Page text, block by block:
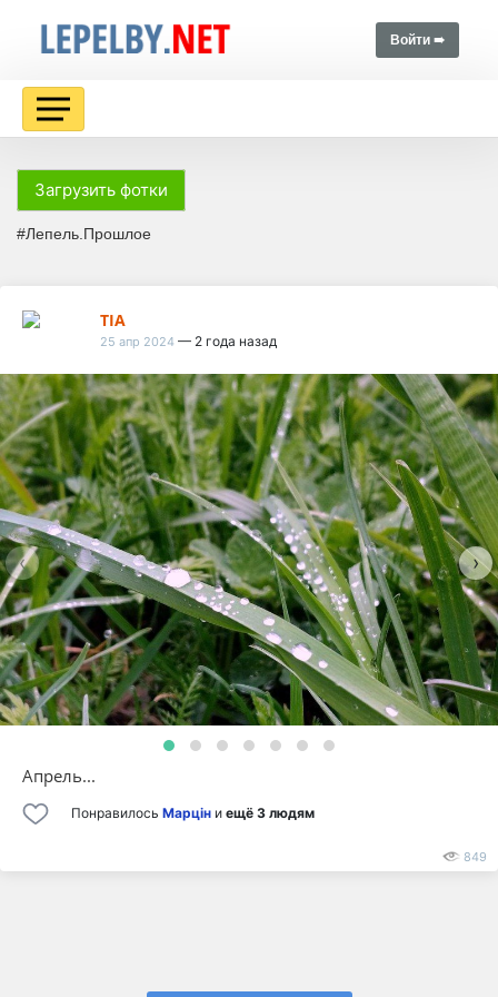
Войти ➠
Загрузить фотки
#Лепель.Прошлое
TIA
25 апр 2024 — 2 года назад
‹ ›
Апрель...
Понравилось Марцiн и ещё 3 людям
849